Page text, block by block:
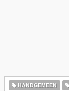
HANDGEMEEN